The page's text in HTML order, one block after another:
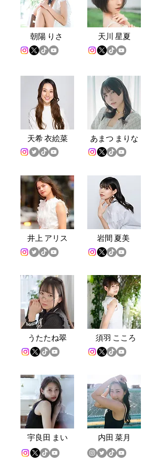
朝陽 りさ 天川 星夏
天希 衣絵菜 あ まつ まりな
井上 アリス 岩間 夏美
うたたね翠 須羽 こころ
宇良田 まい 内田 菜月